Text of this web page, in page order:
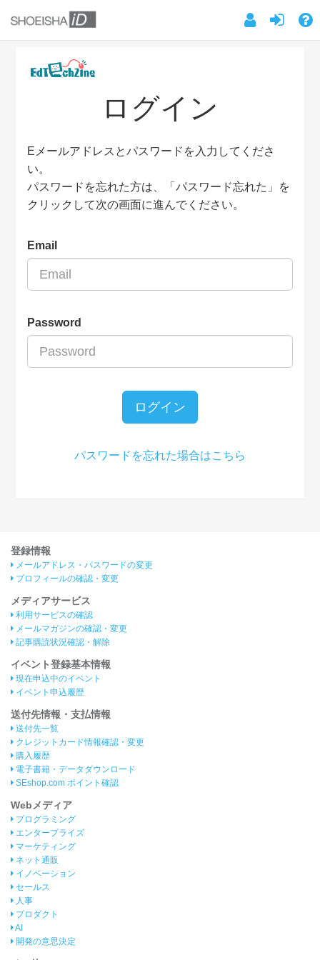
ログイン
Eメールアドレスとパスワードを入力してくださ
い。
パスワードを忘れた方は、「パスワード忘れた」を
クリックして次の画面に進んでください。
Email
Password
ログイン
パスワードを忘れた場合はこちら
登録情報
メールアドレス・パスワードの変更
プロフィールの確認・変更
メディアサービス
利用サービスの確認
メールマガジンの確認・変更
記事購読状況確認・解除
イベント登録基本情報
現在申込中のイベント
イベント申込履歴
送付先情報・支払情報
送付先一覧
クレジットカード情報確認・変更
購入履歴
電子書籍・データダウンロード
SEshop.com ポイント確認
Webメディア
プログラミング
エンタープライズ
マーケティング
ネット通販
イノベーション
セールス
人事
プロダクト
AI
開発の意思決定